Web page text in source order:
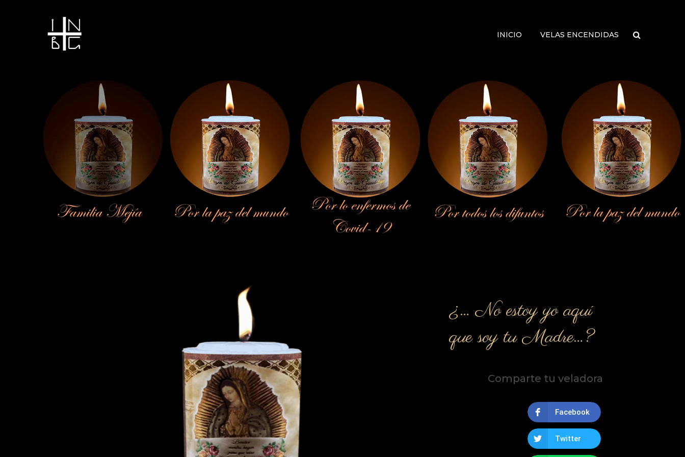
INICIO VELAS ENCENDIDAS
Vela encendida
¿… No estoy yo aquí
que soy tu Madre…?
Comparte tu veladora
Facebook
Twitter